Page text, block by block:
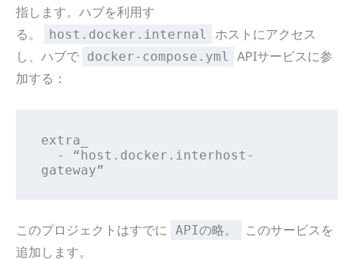
指します。ハブを利用す
る。
host.docker.internal
ホストにアクセス
し、ハブで docker-compose.yml
APIサービスに参
加する：
extra_
gateway”
このプロジェクトはすでに APIの略。
このサービスを
追加します。